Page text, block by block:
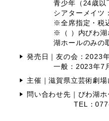
青少年（24歳以
シアターメイツ
※全席指定・税
※（ ）内びわ湖
湖ホールのみの
発売日｜友の会：2023
一般：2023年7
主催｜滋賀県立芸術劇
問い合わせ先｜びわ湖
TEL：